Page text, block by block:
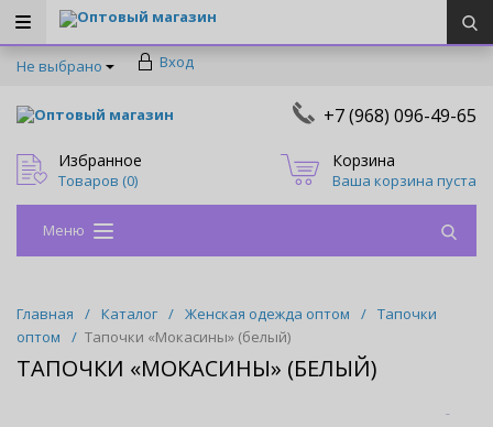
Оптовый магазин
Не выбрано Вход
Оптовый магазин +7 (968) 096-49-65
Избранное
Товаров (0)
Корзина
Ваша корзина пуста
Меню
Главная / Каталог / Женская одежда оптом / Тапочки
оптом
/ Тапочки «Мокасины» (белый)
ТАПОЧКИ «МОКАСИНЫ» (БЕЛЫЙ)